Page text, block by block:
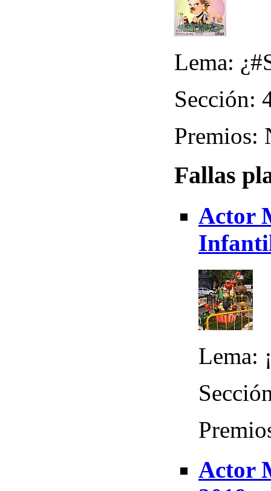
Lema:
Sección:
Premios:
Fallas
Actor
Lema:
Actor